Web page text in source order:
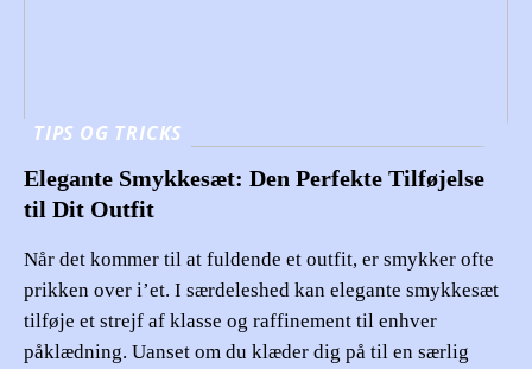
TIPS OG TRICKS
Elegante Smykkesæt: Den Perfekte Tilføjelse
til Dit Outfit
Når det kommer til at fuldende et outfit, er smykker ofte
prikken over i’et. I særdeleshed kan elegante smykkesæt
tilføje et strejf af klasse og raffinement til enhver
påklædning. Uanset om du klæder dig på til en særlig